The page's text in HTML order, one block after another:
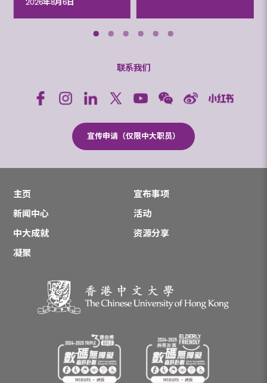
2026年8月6日
联系我们
宣传申请（仅限中大职员）
主页
宣布事项
新闻中心
活动
中大成就
资源分享
凝聚